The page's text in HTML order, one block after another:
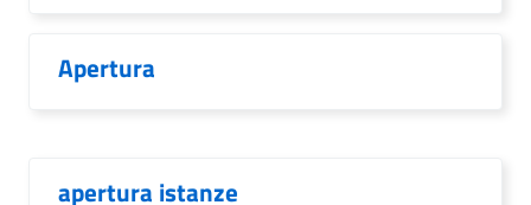
Apertura
apertura istanze